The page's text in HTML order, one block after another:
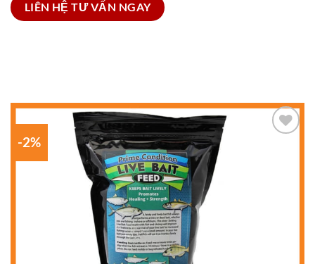
LIÊN HỆ TƯ VẤN NGAY
-2%